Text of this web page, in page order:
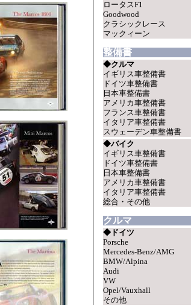
ロータスF1
Goodwood
クラシックレース
マックィーン
整備書
◆クルマ
イギリス車整備書
ドイツ車整備書
日本車整備書
アメリカ車整備書
フランス車整備書
イタリア車整備書
スウェーデン車整備書
◆バイク
イギリス車整備書
ドイツ車整備書
日本車整備書
アメリカ車整備書
イタリア車整備書
総合・その他
クルマ
◆ドイツ
Porsche
Mercedes-Benz/AMG
BMW/Alpina
Audi
VW
Opel/Vauxhall
その他